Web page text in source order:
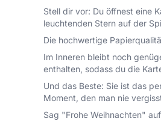
Stell dir vor: Du öffnest eine
leuchtenden Stern auf der
Die hochwertige
Im Inneren bleibt noch
enthalten, sodass du die
Und das Beste: Sie ist das
Moment, den man nie
Sag "Frohe Weihnachten"